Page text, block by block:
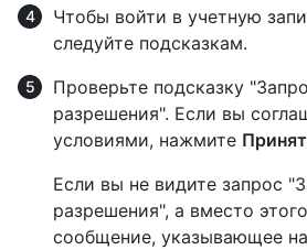
Чтобы войти в учетную
следуйте подсказкам.
Проверьте подсказку
разрешения". Если вы
условиями, нажмите
Если вы не видите запрос
разрешения", а вместо
сообщение, указывающее